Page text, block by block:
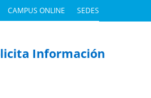
CAMPUS ONLINE SEDES
Información